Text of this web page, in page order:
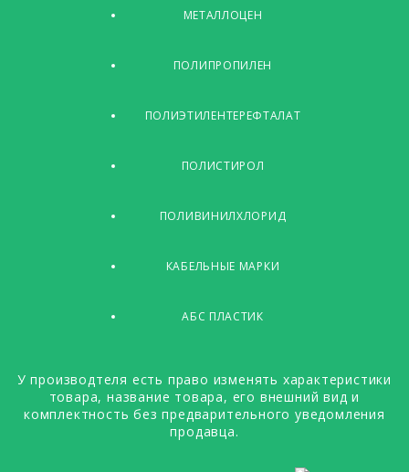
МЕТАЛЛОЦЕН
ПОЛИПРОПИЛЕН
ПОЛИЭТИЛЕНТЕРЕФТАЛАТ
ПОЛИСТИРОЛ
ПОЛИВИНИЛХЛОРИД
КАБЕЛЬНЫЕ МАРКИ
АБС ПЛАСТИК
У производтеля есть право изменять характеристики
товара, название товара, его внешний вид и
комплектность без предварительного уведомления
продавца.